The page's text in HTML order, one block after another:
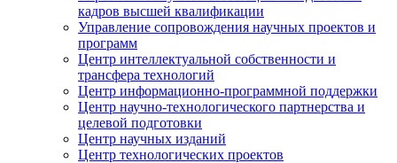
кадров высшей квалификации
Управление сопровождения научных проектов и
программ
Центр интеллектуальной собственности и
трансфера технологий
Центр информационно-программной поддержки
Центр научно-технологического партнерства и
целевой подготовки
Центр научных изданий
Центр технологических проектов